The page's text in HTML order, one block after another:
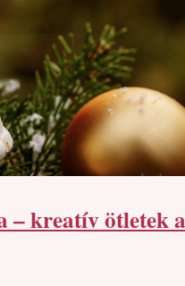
– kreatív ötletek